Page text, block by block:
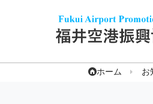
ホーム お